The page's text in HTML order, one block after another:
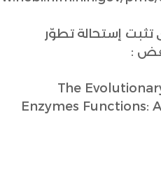
إستحالة تطوّر
:
The
Enzymes Functions: